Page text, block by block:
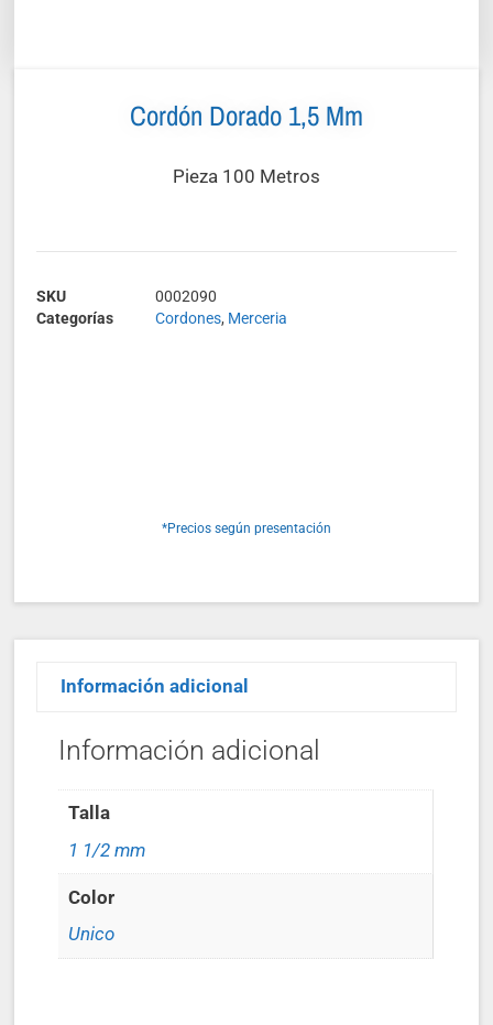
Cordón Dorado 1,5 Mm
Pieza 100 Metros
SKU
0002090
Categorías
Cordones, Merceria
*Precios según presentación
Información adicional
Información adicional
Talla
1 1/2 mm
Color
Unico